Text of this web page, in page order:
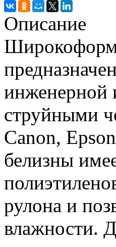
Описание
инженерной
струйными
Сanon,
белизны
рулона и
влажности.